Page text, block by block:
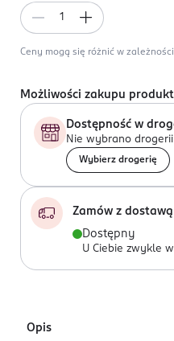
Ceny mogą się różnić w
Możliwości zakupu
Dostępność w
Nie wybrano drogerii
Wybierz drogerię
Zamów z dostawą
Dostępny
U Ciebie zwykle
Opis